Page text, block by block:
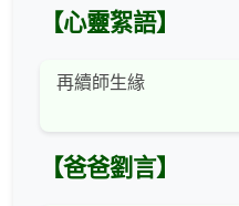
【心靈絮語】
再續師生緣
【爸爸劉言】